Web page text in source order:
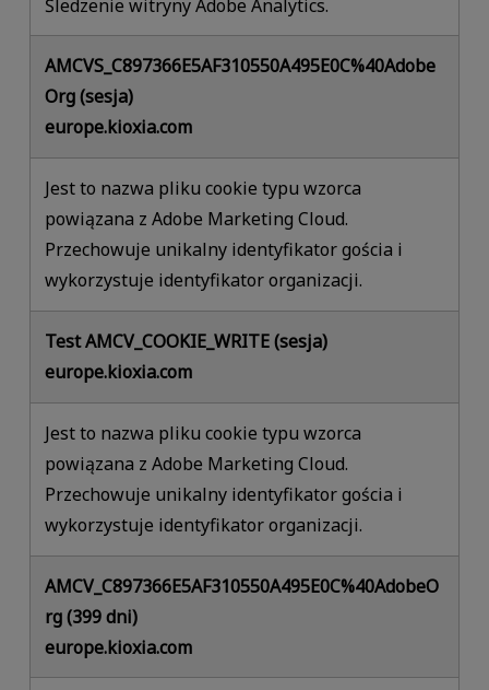
Śledzenie witryny Adobe Analytics.
AMCVS_C897366E5AF310550A495E0C%40Adobe
Org (sesja)
europe.kioxia.com
Jest to nazwa pliku cookie typu wzorca
powiązana z Adobe Marketing Cloud.
Przechowuje unikalny identyfikator gościa i
wykorzystuje identyfikator organizacji.
Test AMCV_COOKIE_WRITE (sesja)
europe.kioxia.com
Jest to nazwa pliku cookie typu wzorca
powiązana z Adobe Marketing Cloud.
Przechowuje unikalny identyfikator gościa i
wykorzystuje identyfikator organizacji.
AMCV_C897366E5AF310550A495E0C%40AdobeO
rg (399 dni)
europe.kioxia.com